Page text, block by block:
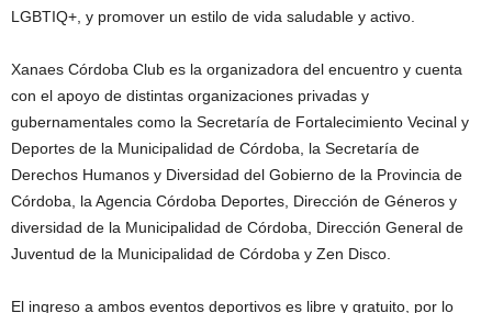
LGBTIQ+, y promover un estilo de vida saludable y activo.
Xanaes Córdoba Club es la organizadora del encuentro y cuenta
con el apoyo de distintas organizaciones privadas y
gubernamentales como la Secretaría de Fortalecimiento Vecinal y
Deportes de la Municipalidad de Córdoba, la Secretaría de
Derechos Humanos y Diversidad del Gobierno de la Provincia de
Córdoba, la Agencia Córdoba Deportes, Dirección de Géneros y
diversidad de la Municipalidad de Córdoba, Dirección General de
Juventud de la Municipalidad de Córdoba y Zen Disco.
El ingreso a ambos eventos deportivos es libre y gratuito, por lo